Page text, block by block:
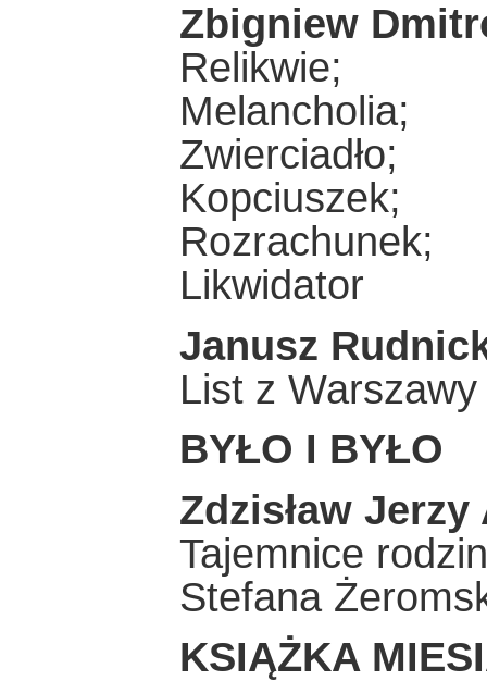
Zbigniew
Relikwie;
Melancholia;
Zwierciadło;
Kopciuszek;
Rozrachunek;
Likwidator
Janusz
List z Warszawy
BYŁO I BYŁO
Zdzisław
Tajemnice
Stefana
KSIĄŻKA